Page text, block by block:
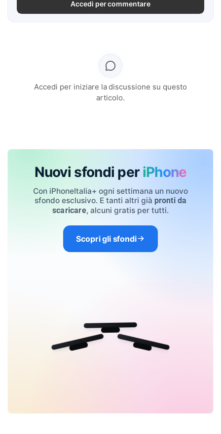
Accedi per commentare
Accedi per iniziare la discussione su questo
articolo.
Nuovi sfondi per iPhone
Con iPhoneItalia+ ogni settimana un nuovo
sfondo esclusivo. E tanti altri già pronti da
scaricare, alcuni gratis per tutti.
Scopri gli sfondi